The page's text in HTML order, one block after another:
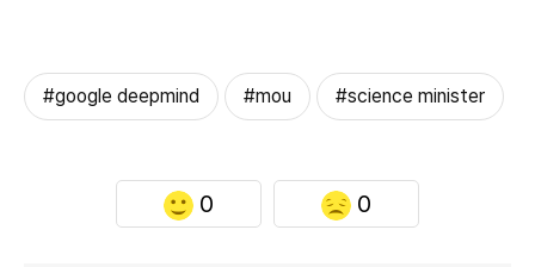
#google deepmind #mou #science minister
0 0